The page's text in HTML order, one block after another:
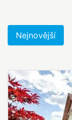
Nejnovější